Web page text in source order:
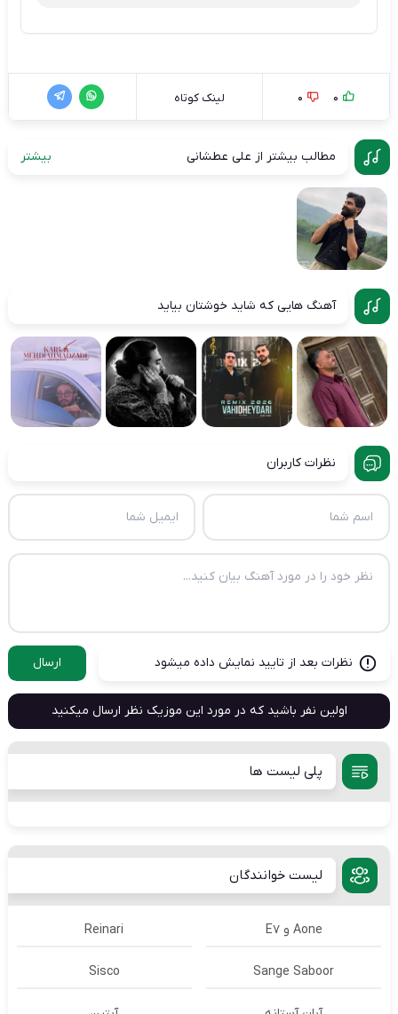
0
0 لینک کوتاه
مطالب بیشتر از علی عطشانی بیشتر
آهنگ هایی که شاید خوشتان بیاید
نظرات کاربران
نظرات بعد از تایید نمایش داده میشود ارسال
اولین نفر باشید که در مورد این موزیک نظر ارسال میکنید
پلی لیست ها
لیست خوانندگان
Aone و E7 Reinari
Sange Saboor
Sisco